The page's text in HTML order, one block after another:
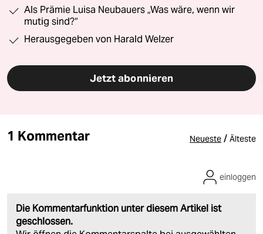
Als Prämie Luisa Neubauers „Was wäre, wenn wir
mutig sind?“
Herausgegeben von Harald Welzer
Jetzt abonnieren
1 Kommentar Neueste / Älteste
Die Kommentarfunktion unter diesem Artikel ist
geschlossen.
einloggen